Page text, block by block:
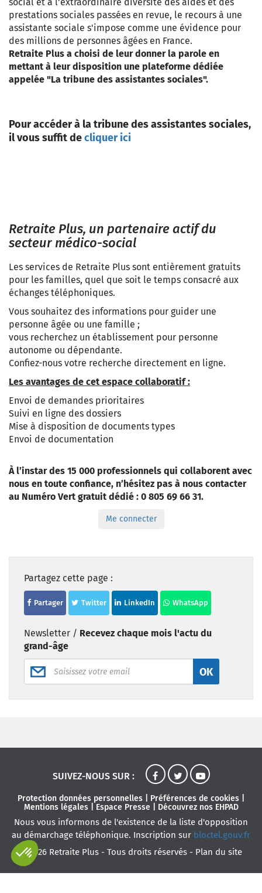
prestations sociales passées en revue, le recours à une
assistante sociale s'impose comme une évidence pour
des millions de personnes âgées en France.
Retraite Plus a choisi de leur donner la parole en
mettant à leur disposition une plateforme dédiée
appelée "La tribune des assistantes sociales".
Pour accéder à la tribune des assistantes sociales,
il vous suffit decliquer ici
Retraite Plus, un partenaire actif du
secteur médico-social
Les services de Retraite Plus sont entièrement gratuits
pour les familles, quel que soit le temps consacré aux
échanges téléphoniques.
Vous souhaitez des informations pour guider une
personne âgée ou une famille ;
vous recherchez un établissement pour personne
autonome ou dépendante.
Confiez-nous votre recherche directement en ligne.
Les avantages de cet espace collaboratif :
Envoi de demandes prioritaires
Suivi en ligne des dossiers
Mise à disposition de documents types
Envoi de documentation
À l’instar des 15 000 professionnels qui collaborent avec
nous en toute confiance, n’hésitez pas à nous contacter
au Numéro Vert gratuit dédié : 0 805 69 66 31.
Me connecter
Partagez cette page :
Partager Twitter LinkedIn WhatsApp
Newsletter / Recevez chaque mois l'actu du
grand-âge
OK
SUIVEZ-NOUS SUR :
Protection données personnelles Préférences de cookies
Mentions légales| Espace Presse| Découvrez nos EHPAD
Nous vous informons de l'existence de la liste d'opposition
au démarchage téléphonique. Inscription sur bloctel.gouv.fr
© 2026 Retraite Plus - Tous droits réservés - Plan du site